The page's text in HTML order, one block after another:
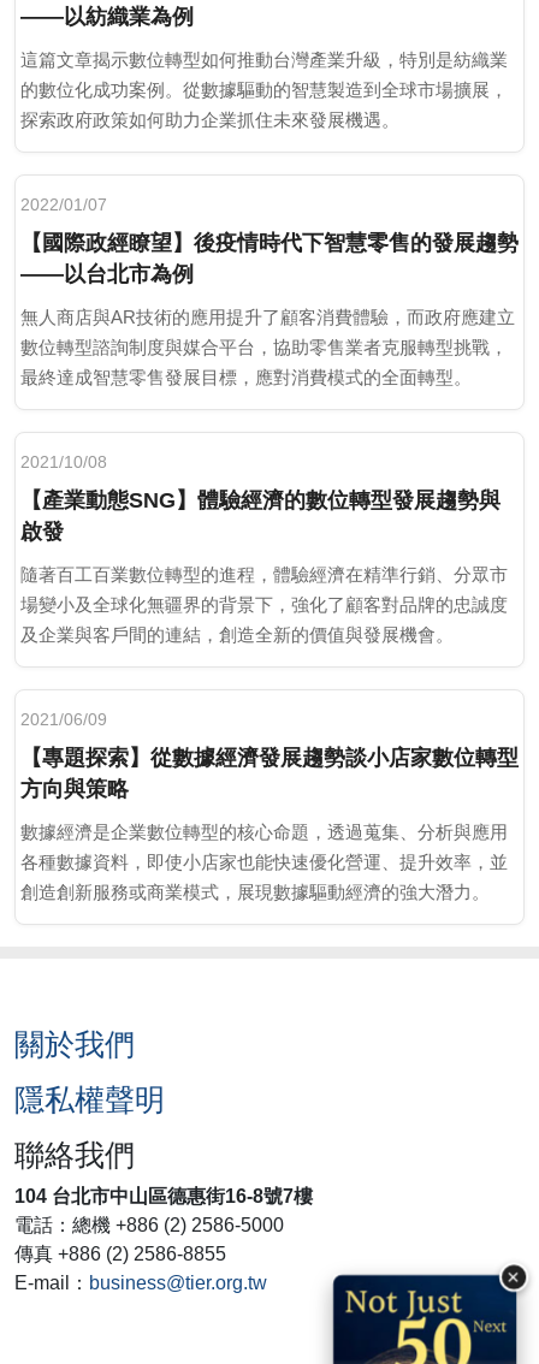
×
——以紡織業為例
這篇文章揭示數位轉型如何推動台灣產業升級，特別是紡織業
的數位化成功案例。從數據驅動的智慧製造到全球市場擴展，
探索政府政策如何助力企業抓住未來發展機遇​。
2022/01/07
【國際政經瞭望】後疫情時代下智慧零售的發展趨勢
——以台北市為例
無人商店與AR技術的應用提升了顧客消費體驗，而政府應建立
數位轉型諮詢制度與媒合平台，協助零售業者克服轉型挑戰，
最終達成智慧零售發展目標，應對消費模式的全面轉型。
2021/10/08
【產業動態SNG】體驗經濟的數位轉型發展趨勢與
啟發
隨著百工百業數位轉型的進程，體驗經濟在精準行銷、分眾市
場變小及全球化無疆界的背景下，強化了顧客對品牌的忠誠度
及企業與客戶間的連結，創造全新的價值與發展機會。
2021/06/09
【專題探索】從數據經濟發展趨勢談小店家數位轉型
方向與策略
數據經濟是企業數位轉型的核心命題，透過蒐集、分析與應用
各種數據資料，即使小店家也能快速優化營運、提升效率，並
創造創新服務或商業模式，展現數據驅動經濟的強大潛力。
關於我們
隱私權聲明
聯絡我們
104 台北市中山區德惠街16-8號7樓
電話：總機 +886 (2) 2586-5000
傳真 +886 (2) 2586-8855
E-mail： business@tier.org.tw